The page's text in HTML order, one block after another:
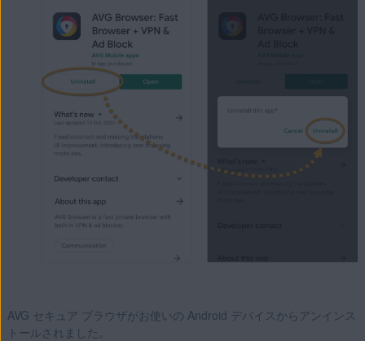
AVG セキュア ブラウザがお使いの Android デバイスからアンインス
トールされました。